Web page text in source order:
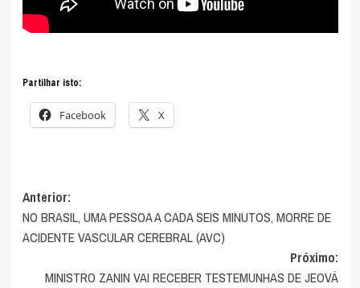
Partilhar isto:
Facebook X
Navegação
de
artigos
Anterior:
NO BRASIL, UMA PESSOA A CADA SEIS MINUTOS, MORRE DE
ACIDENTE VASCULAR CEREBRAL (AVC)
Próximo:
MINISTRO ZANIN VAI RECEBER TESTEMUNHAS DE JEOVÁ